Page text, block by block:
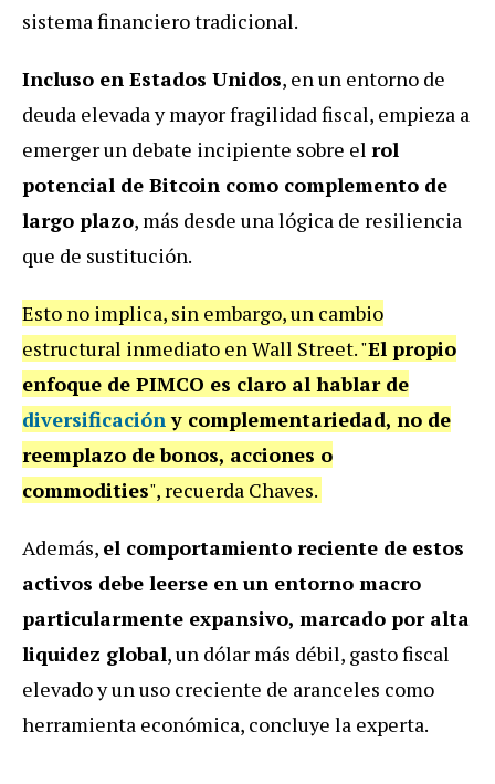
sistema financiero tradicional.
Incluso en Estados Unidos, en un entorno de
deuda elevada y mayor fragilidad fiscal, empieza a
emerger un debate incipiente sobre el rol
potencial de Bitcoin como complemento de
largo plazo, más desde una lógica de resiliencia
que de sustitución.
Esto no implica, sin embargo, un cambio
estructural inmediato en Wall Street. "El propio
enfoque de PIMCO es claro al hablar de
diversificacióny complementariedad, no de
reemplazo de bonos, acciones o
commodities", recuerda Chaves.
Además, el comportamiento reciente de estos
activos debe leerse en un entorno macro
particularmente expansivo, marcado por alta
liquidez global, un dólar más débil, gasto fiscal
elevado y un uso creciente de aranceles como
herramienta económica, concluye la experta.